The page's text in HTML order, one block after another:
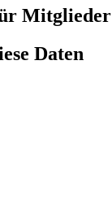
Mitglieder
Daten